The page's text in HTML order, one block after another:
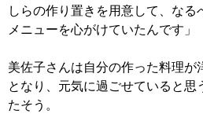
しらの作り置きを用意して、なる
メニューを心がけていたんです」
美佐子さんは自分の作った料理が
となり、元気に過ごせていると思
たそう。